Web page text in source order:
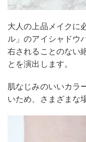
大人の上品メイクに
ル」のアイシャドウ
右されることのない
とを演出します。
肌なじみのいいカラ
いため、さまざまな